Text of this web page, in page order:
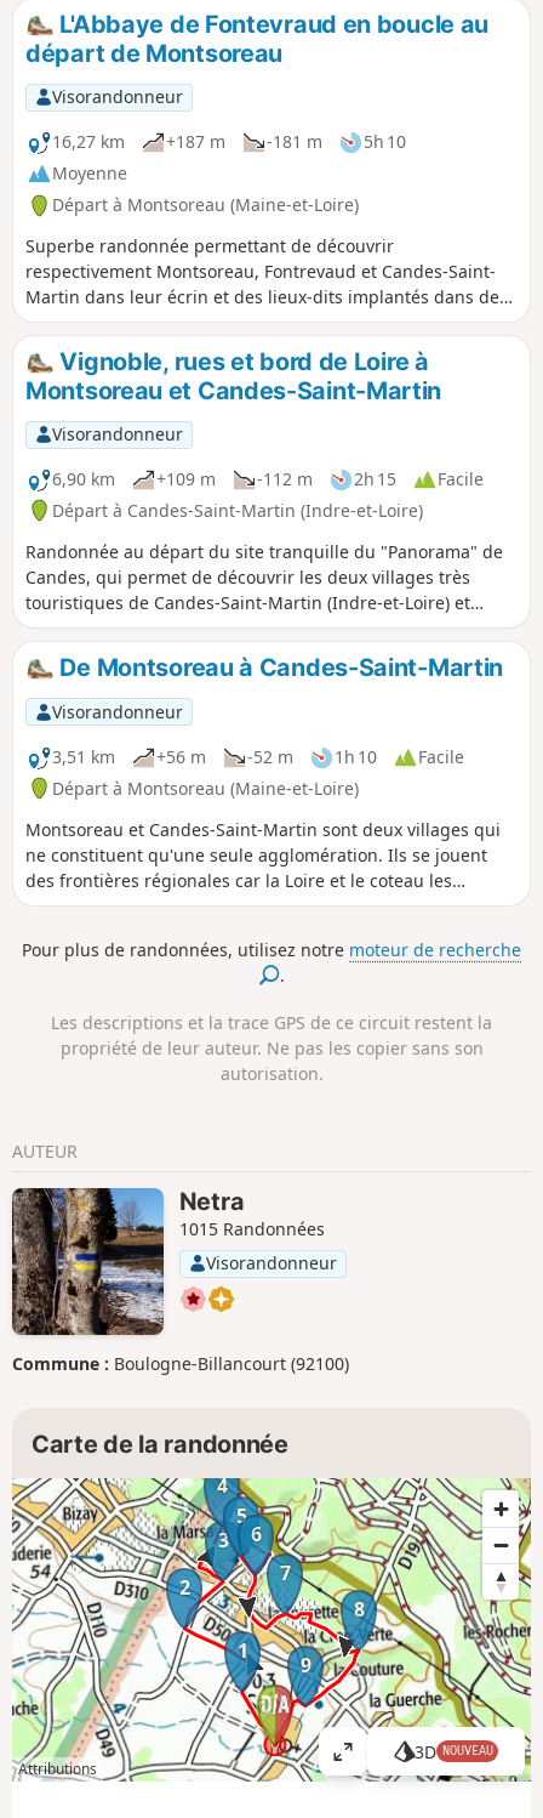
les champs et en sous-bois et qui traverse de jolis villages
aux belles maisons de tuffeau et aux caves troglodytes.
Itinéraire conçu et balisé par la Communauté de
Communes du Loudunais.
L'Abbaye de Fontevraud en boucle au
départ de Montsoreau
Visorandonneur
16,27 km
+187 m -181 m
5h 10
Moyenne
Départ à Montsoreau (Maine-et-Loire)
Superbe randonnée permettant de découvrir
respectivement Montsoreau, Fontrevaud et Candes-Saint-
Martin dans leur écrin et des lieux-dits implantés dans des
sites remarquables. Boucle effectuée dans le sens anti-
horaire sur le coteau pour bénéficier d'un parcours
agréable dans les bois et de panoramas sur la rive droite de
la Loire.
Vignoble, rues et bord de Loire à
Montsoreau et Candes-Saint-Martin
Visorandonneur
6,90 km
+109 m -112 m 2h 15
Facile
Départ à Candes-Saint-Martin (Indre-et-Loire)
Randonnée au départ du site tranquille du "Panorama" de
Candes, qui permet de découvrir les deux villages très
touristiques de Candes-Saint-Martin (Indre-et-Loire) et
Montsoreau (Maine-et-Loire), en passant, sur les hauteurs,
à travers le vignoble, avant de redescendre au niveau de la
Loire, puis de flâner dans les rues étroites bordées de
maisons en tuffeau. Passage par le Château de Montsoreau,
cher à A. Dumas, et par la Collégiale romane Saint-Martin
de Candes.
De Montsoreau à Candes-Saint-Martin
Visorandonneur
3,51 km
+56 m -52 m 1h 10
Facile
Départ à Montsoreau (Maine-et-Loire)
Montsoreau et Candes-Saint-Martin sont deux villages qui
ne constituent qu'une seule agglomération. Ils se jouent
des frontières régionales car la Loire et le coteau les
unissent.Ce circuit permet de découvrir l'échelonnement
avec la Vienne.Une balade à faire au lever du soleil pour
profiter pleinement du rayonnement sur les façades.
coupure du circuit, pour cause d'éboulement,
vraisemblablement au-dessus de Candes-St-Martin (à
Pour plus de randonnées, utilisez notre moteur de recherche
.
Les descriptions et la trace GPS de ce circuit restent la
propriété de leur auteur. Ne pas les copier sans son
autorisation.
AUTEUR
Netra
1015 Randonnées
Visorandonneur
Commune : Boulogne-Billancourt (92100)
Carte de la randonnée
1
2
3
4
5
6
7
8
9
Attributions
A
ff
3D NOUVEAU